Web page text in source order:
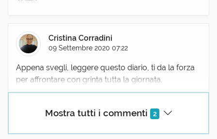
Mostra tutti i commenti 2
Cristina Corradini
09 Settembre 2020 07:22
Appena svegli, leggere questo diario, ti da la forza
per affrontare con grinta tutta la giornata.